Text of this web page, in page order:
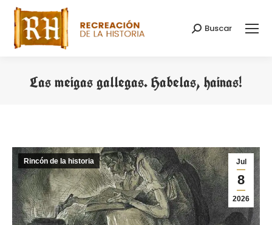
Buscar:
Buscar
Las meigas gallegas. Habelas, hainas!
Jul
8
2026
Rincón de la historia